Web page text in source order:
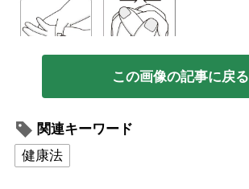
この画像の記事に戻る
関連キーワード
健康法